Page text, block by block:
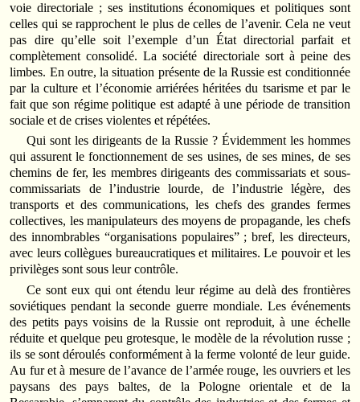
voie directoriale ; ses institutions économiques et politiques sont
celles qui se rapprochent le plus de celles de l’avenir. Cela ne veut
pas dire qu’elle soit l’exemple d’un État directorial parfait et
complètement consolidé. La société directoriale sort à peine des
limbes. En outre, la situation présente de la Russie est conditionnée
par la culture et l’économie arriérées héritées du tsarisme et par le
fait que son régime politique est adapté à une période de transition
sociale et de crises violentes et répétées.
Qui sont les dirigeants de la Russie ? Évidemment les hommes
qui assurent le fonctionnement de ses usines, de ses mines, de ses
chemins de fer, les membres dirigeants des commissariats et sous-
commissariats de l’industrie lourde, de l’industrie légère, des
transports et des communications, les chefs des grandes fermes
collectives, les manipulateurs des moyens de propagande, les chefs
des innombrables “organisations populaires” ; bref, les directeurs,
avec leurs collègues bureaucratiques et militaires. Le pouvoir et les
privilèges sont sous leur contrôle.
Ce sont eux qui ont étendu leur régime au delà des frontières
soviétiques pendant la seconde guerre mondiale. Les événements
des petits pays voisins de la Russie ont reproduit, à une échelle
réduite et quelque peu grotesque, le modèle de la révolution russe ;
ils se sont déroulés conformément à la ferme volonté de leur guide.
Au fur et à mesure de l’avance de l’armée rouge, les ouvriers et les
paysans des pays baltes, de la Pologne orientale et de la